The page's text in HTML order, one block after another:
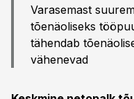
Varasemast
tõenäoliseks
tähendab
vähenevad